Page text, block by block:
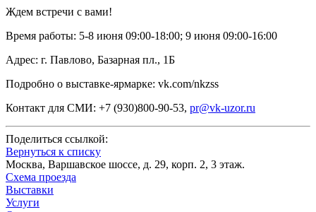
Ждем встречи с вами!
Время работы: 5-8 июня 09:00-18:00; 9 июня 09:00-16:00
Адрес: г. Павлово, Базарная пл., 1Б
Подробно о выставке-ярмарке: vk.com/nkzss
Контакт для СМИ: +7 (930)800-90-53, pr@vk-uzor.ru
Поделиться ссылкой:
Вернуться к списку
Москва, Варшавское шоссе, д. 29, корп. 2, 3 этаж.
Схема проезда
Выставки
Услуги